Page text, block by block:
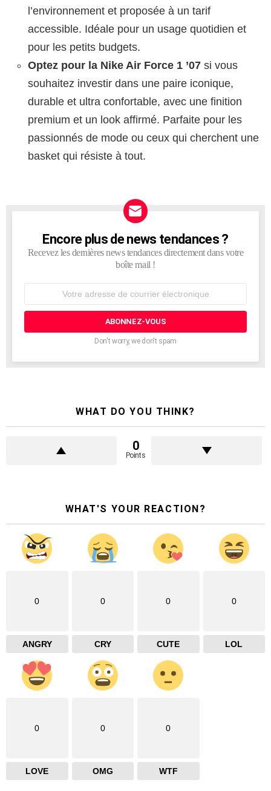
l’environnement et proposée à un tarif
accessible. Idéale pour un usage quotidien et
pour les petits budgets.
Optez pour la Nike Air Force 1 ’07 si vous
souhaitez investir dans une paire iconique,
durable et ultra confortable, avec une finition
premium et un look affirmé. Parfaite pour les
passionnés de mode ou ceux qui cherchent une
basket qui résiste à tout.
NEWSLETTER
Encore plus de news tendances ?
Recevez les dernières news tendances directement dans votre
boîte mail !
courrier
Don't worry, we don't spam
WHAT DO YOU THINK?
0
Points
WHAT'S YOUR REACTION?
0
ANGRY
0
CRY
0
CUTE
0
LOL
0
LOVE
0
OMG
0
WTF